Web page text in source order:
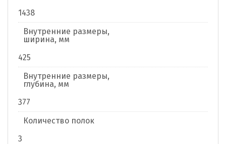
1438
Внутренние размеры,
ширина, мм
425
Внутренние размеры,
глубина, мм
377
Количество полок
3